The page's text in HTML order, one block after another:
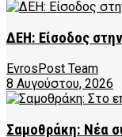
ΔΕΗ: Είσοδος
EvrosPost Team
8 Αυγούστου, 2026
Σαμοθράκη: Νέα